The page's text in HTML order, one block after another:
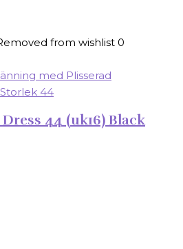
from wishlist 0
44 (uk16) Black